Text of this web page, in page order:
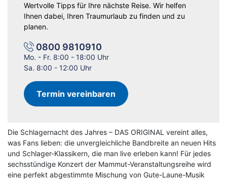
Die Schlagernacht des Jahres – DAS ORIGINAL vereint alles,
was Fans lieben: die unvergleichliche Bandbreite an neuen Hits
und Schlager-Klassikern, die man live erleben kann! Für jedes
sechsstündige Konzert der Mammut-Veranstaltungsreihe wird
eine perfekt abgestimmte Mischung von Gute-Laune-Musik
Wertvolle Tipps für Ihre nächste Reise. Wir helfen
Ihnen dabei, Ihren Traumurlaub zu finden und zu
planen.
0800 9810910
Mo. - Fr. 8:00 - 18:00 Uhr
Sa. 8:00 - 12:00 Uhr
Termin vereinbaren